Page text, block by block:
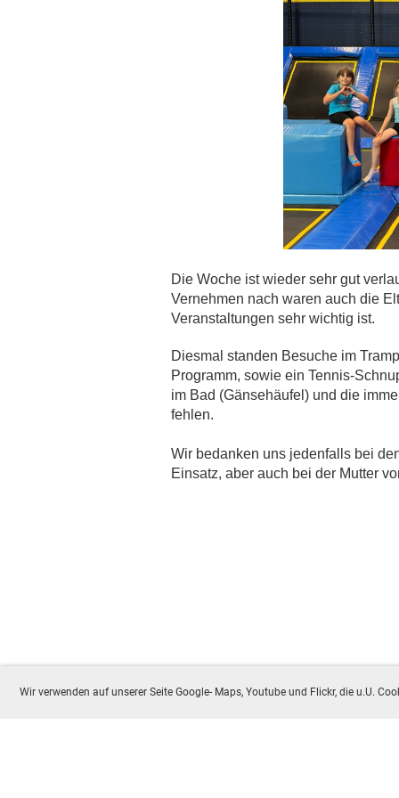
Wir verwenden auf unserer Seite Google- Maps, Youtube und Flickr, die u.U.
Die Woche ist wieder sehr gut
Vernehmen nach waren auch die
Veranstaltungen sehr wichtig ist.
Diesmal standen Besuche im
Programm, sowie ein Tennis-
im Bad (Gänsehäufel) und die
fehlen.
Wir bedanken uns jedenfalls bei
Einsatz, aber auch bei der Mutter